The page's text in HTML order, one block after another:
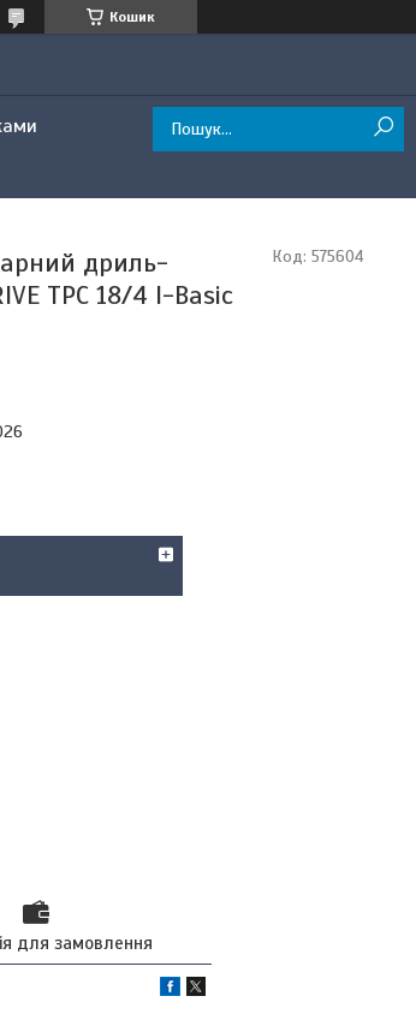
Кошик
дриль-
TPC 18/4 I-Basic
Код: 575604
для замовлення